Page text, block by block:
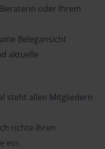
oder Ihrem
Belegansicht
aktuelle
steht allen Mitgliedern
richte Ihren
ein.